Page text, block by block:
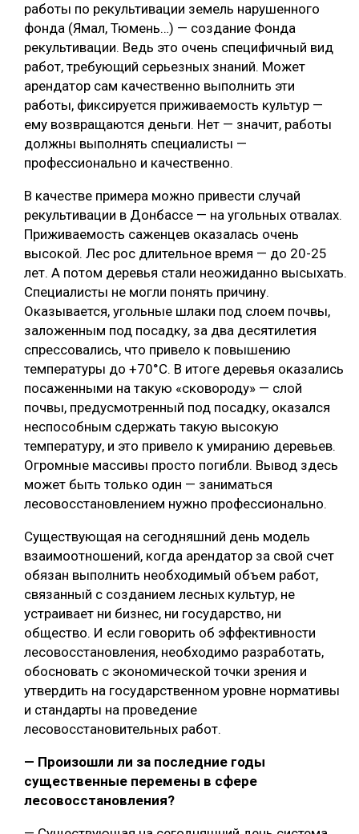
работы по рекультивации земель нарушенного
фонда (Ямал, Тюмень…) — создание Фонда
рекультивации. Ведь это очень специфичный вид
работ, требующий серьезных знаний. Может
арендатор сам качественно выполнить эти
работы, фиксируется приживаемость культур —
ему возвращаются деньги. Нет — значит, работы
должны выполнять специалисты —
профессионально и качественно.
В качестве примера можно привести случай
рекультивации в Донбассе — на угольных отвалах.
Приживаемость саженцев оказалась очень
высокой. Лес рос длительное время — до 20-25
лет. А потом деревья стали неожиданно высыхать.
Специалисты не могли понять причину.
Оказывается, угольные шлаки под слоем почвы,
заложенным под посадку, за два десятилетия
спрессовались, что привело к повышению
температуры до +70°С. В итоге деревья оказались
посаженными на такую «сковороду» — слой
почвы, предусмотренный под посадку, оказался
неспособным сдержать такую высокую
температуру, и это привело к умиранию деревьев.
Огромные массивы просто погибли. Вывод здесь
может быть только один — заниматься
лесовосстановлением нужно профессионально.
Существующая на сегодняшний день модель
взаимоотношений, когда арендатор за свой счет
обязан выполнить необходимый объем работ,
связанный с созданием лесных культур, не
устраивает ни бизнес, ни государство, ни
общество. И если говорить об эффективности
лесовосстановления, необходимо разработать,
обосновать с экономической точки зрения и
утвердить на государственном уровне нормативы
и стандарты на проведение
лесовосстановительных работ.
— Произошли ли за последние годы
существенные перемены в сфере
лесовосстановления?